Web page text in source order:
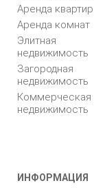
Аренда квартир
Аренда комнат
Элитная
недвижимость
Загородная
недвижимость
Коммерческая
недвижимость
ИНФОРМАЦИЯ